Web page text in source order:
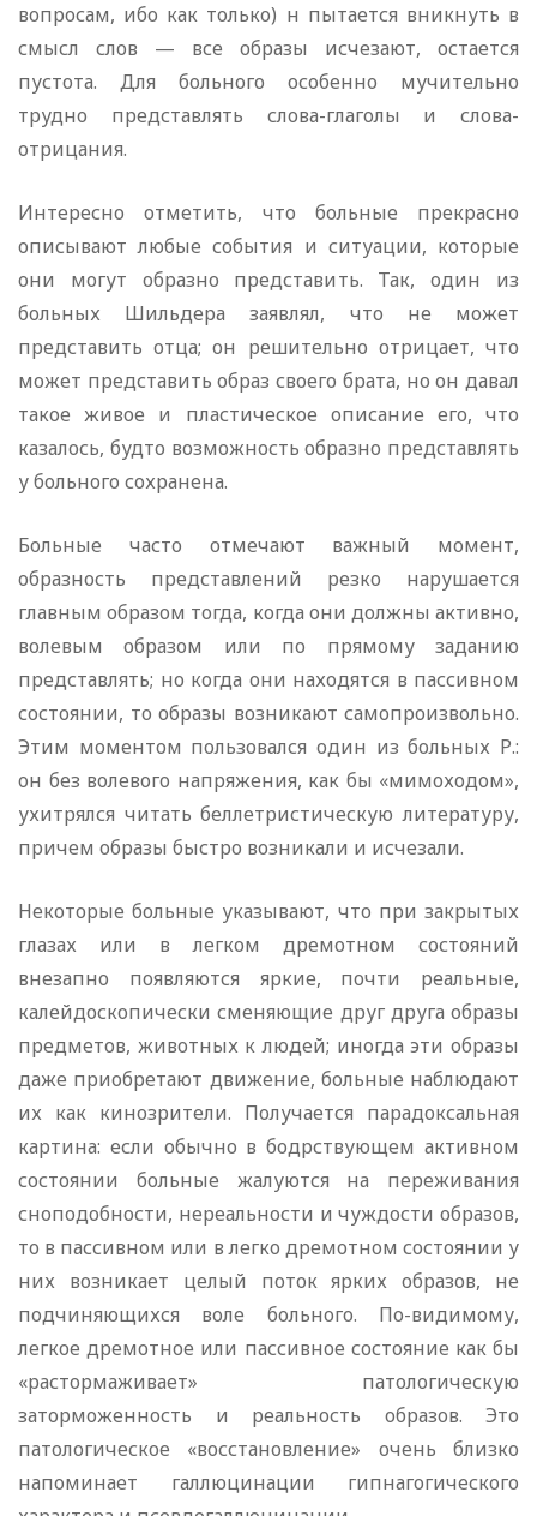
вопросам, ибо как только) н пытается вникнуть в
смысл слов — все образы исчезают, остается
пустота. Для больного особенно мучительно
трудно представлять слова-глаголы и слова-
отрицания.
Интересно отметить, что больные прекрасно
описывают любые события и ситуации, которые
они могут образно представить. Так, один из
больных Шильдера заявлял, что не может
представить отца; он решительно отрицает, что
может представить образ своего брата, но он давал
такое живое и пластическое описание его, что
казалось, будто возможность образно представлять
у больного сохранена.
Больные часто отмечают важный момент,
образность представлений резко нарушается
главным образом тогда, когда они должны активно,
волевым образом или по прямому заданию
представлять; но когда они находятся в пассивном
состоянии, то образы возникают самопроизвольно.
Этим моментом пользовался один из больных Р.:
он без волевого напряжения, как бы «мимоходом»,
ухитрялся читать беллетристическую литературу,
причем образы быстро возникали и исчезали.
Некоторые больные указывают, что при закрытых
глазах или в легком дремотном состояний
внезапно появляются яркие, почти реальные,
калейдоскопически сменяющие друг друга образы
предметов, животных к людей; иногда эти образы
даже приобретают движение, больные наблюдают
их как кинозрители. Получается парадоксальная
картина: если обычно в бодрствующем активном
состоянии больные жалуются на переживания
сноподобности, нереальности и чуждости образов,
то в пассивном или в легко дремотном состоянии у
них возникает целый поток ярких образов, не
подчиняющихся воле больного. По-видимому,
легкое дремотное или пассивное состояние как бы
«растормаживает» патологическую
заторможенность и реальность образов. Это
патологическое «восстановление» очень близко
напоминает галлюцинации гипнагогического